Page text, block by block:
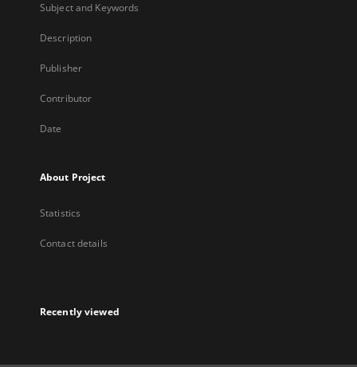
Subject and Keywords
Description
Publisher
Contributor
Date
About Project
Statistics
Contact details
Recently viewed